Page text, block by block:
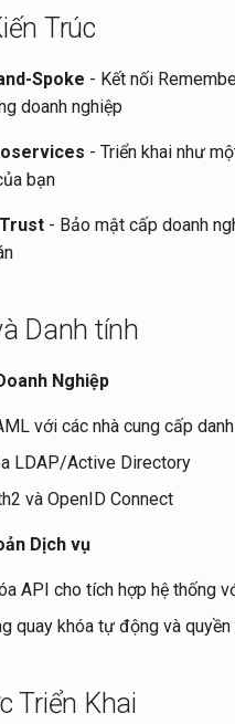
Trúc
Spoke - Kết nối
doanh nghiệp
- Triển khai như
bạn
- Bảo mật cấp doanh
Danh tính
Nghiệp
với các nhà cung cấp
LDAP/Active Directory
và OpenID Connect
Dịch vụ
API cho tích hợp hệ thống
quay khóa tự động và
Triển Khai